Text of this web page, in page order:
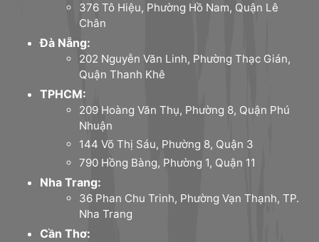
376 Tô Hiệu, Phường Hồ Nam, Quận Lê
Chân
Đà Nẵng:
202 Nguyễn Văn Linh, Phường Thạc Gián,
Quận Thanh Khê
TPHCM:
209 Hoàng Văn Thụ, Phường 8, Quận Phú
Nhuận
144 Võ Thị Sáu, Phường 8, Quận 3
790 Hồng Bàng, Phường 1, Quận 11
Nha Trang:
36 Phan Chu Trinh, Phường Vạn Thạnh, TP.
Nha Trang
Cần Thơ: